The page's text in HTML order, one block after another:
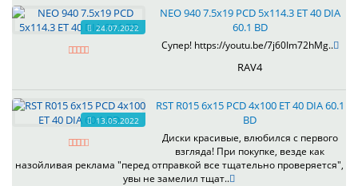
24.07.2022
NEO 940 7.5x19 PCD 5x114.3 ET 40 DIA
60.1 BD
Супер! https://youtu.be/7j60Im72hMg..
RAV4
13.05.2022
RST R015 6x15 PCD 4x100 ET 40 DIA 60.1
BD
Диски красивые, влюбился с первого
взгляда! При покупке, везде как
назойливая реклама "перед отправкой все тщательно проверяется",
увы не замелил тщат..